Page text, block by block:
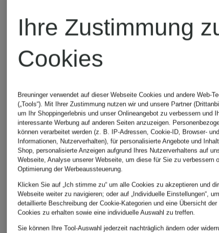
LAGERFELD
Stiefel
229,95 €
ELENA
IACHI
Boots
Ihre Zustimmung
Cookies
Breuninger verwendet auf dieser Webseite Cookies und andere Web-
(„Tools“). Mit Ihrer Zustimmung nutzen wir und unsere Partner
um Ihr Shoppingerlebnis und unser Onlineangebot zu verbessern und
interessante Werbung auf anderen Seiten anzuzeigen.
können verarbeitet werden (z. B. IP-Adressen, Cookie-ID, Browser-
Informationen, Nutzerverhalten), für personalisierte Angebote und
Shop, personalisierte Anzeigen aufgrund Ihres Nutzerverhaltens auf
Webseite, Analyse unserer Webseite, um diese für Sie zu verbessern
Optimierung der Werbeaussteuerung.
Klicken Sie auf „Ich stimme zu“ um alle Cookies zu akzeptieren und
Webseite weiter zu navigieren; oder auf „Individuelle Einstellungen“,
detaillierte Beschreibung der Cookie-Kategorien und eine Übersicht
Cookies zu erhalten sowie eine individuelle Auswahl zu treffen.
Sie können Ihre Tool-Auswahl jederzeit nachträglich ändern oder